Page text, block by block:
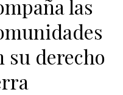
las
su derecho